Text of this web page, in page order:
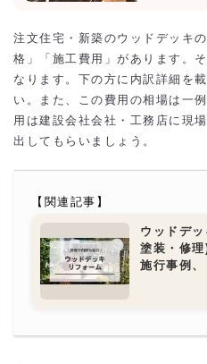
注文住宅・新築のウッドデッキ
格」「施工費用」があります。
なります。下の方に内訳詳細を
い。また、この費用の相場は一
用は建設会社会社・工務店に現
出してもらいましょう。
【関連記事】
ウッドデ
塗装・修
施行事例
ンターは